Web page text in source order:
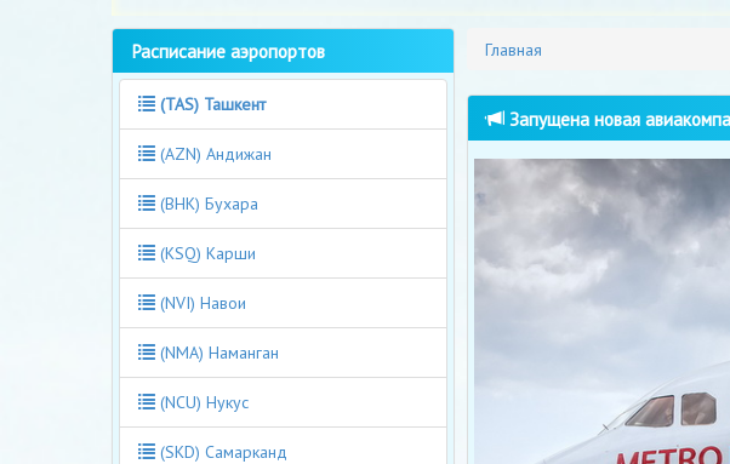
Главная
Запущена новая
Расписание аэропортов
(TAS) Ташкент
(AZN) Андижан
(BHK) Бухара
(KSQ) Карши
(NVI) Навои
(NMA) Наманган
(NCU) Нукус
(SKD) Самарканд